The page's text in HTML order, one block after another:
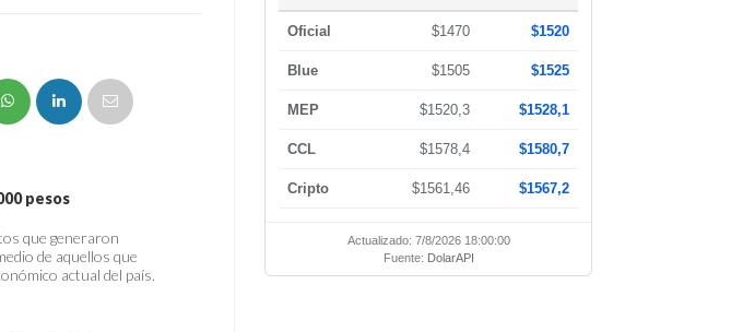
pesos
que generaron
de aquellos que
actual del país.
Oficial $1470 $1520
Blue $1505 $1525
MEP $1520,3 $1528,1
CCL $1578,4 $1580,7
Cripto $1561,46 $1567,2
Actualizado: 7/8/2026 18:00:00
Fuente: DolarAPI